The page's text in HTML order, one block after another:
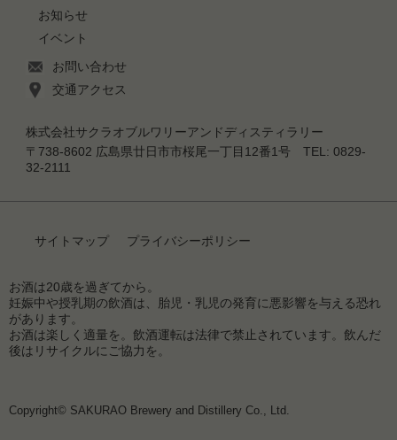
お知らせ
イベント
お問い合わせ
交通アクセス
株式会社サクラオブルワリーアンドディスティラリー
〒738-8602 広島県廿日市市桜尾一丁目12番1号 TEL: 0829-
32-2111
サイトマップ プライバシーポリシー
お酒は20歳を過ぎてから。
妊娠中や授乳期の飲酒は、胎児・乳児の発育に悪影響を与える恐れ
があります。
お酒は楽しく適量を。飲酒運転は法律で禁止されています。飲んだ
後はリサイクルにご協力を。
Copyright© SAKURAO Brewery and Distillery Co., Ltd.